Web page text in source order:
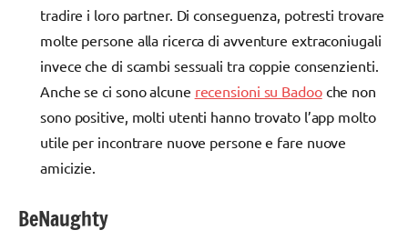
tradire i loro partner. Di conseguenza, potresti trovare
molte persone alla ricerca di avventure extraconiugali
invece che di scambi sessuali tra coppie consenzienti.
Anche se ci sono alcune recensioni su Badooche non
sono positive, molti utenti hanno trovato l’app molto
utile per incontrare nuove persone e fare nuove
amicizie.
BeNaughty